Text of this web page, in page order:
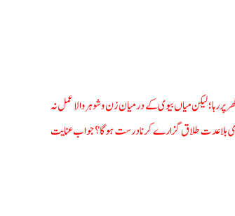
رہا؛ لیکن میاں بیوی کے درمیان زن وشوہر والا عمل نہ
بلا عدت طلاق گزارے کرنا درست ہوگا؟ جواب عنایت